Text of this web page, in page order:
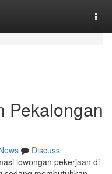
Pekalongan
Discuss
lowongan pekerjaan di